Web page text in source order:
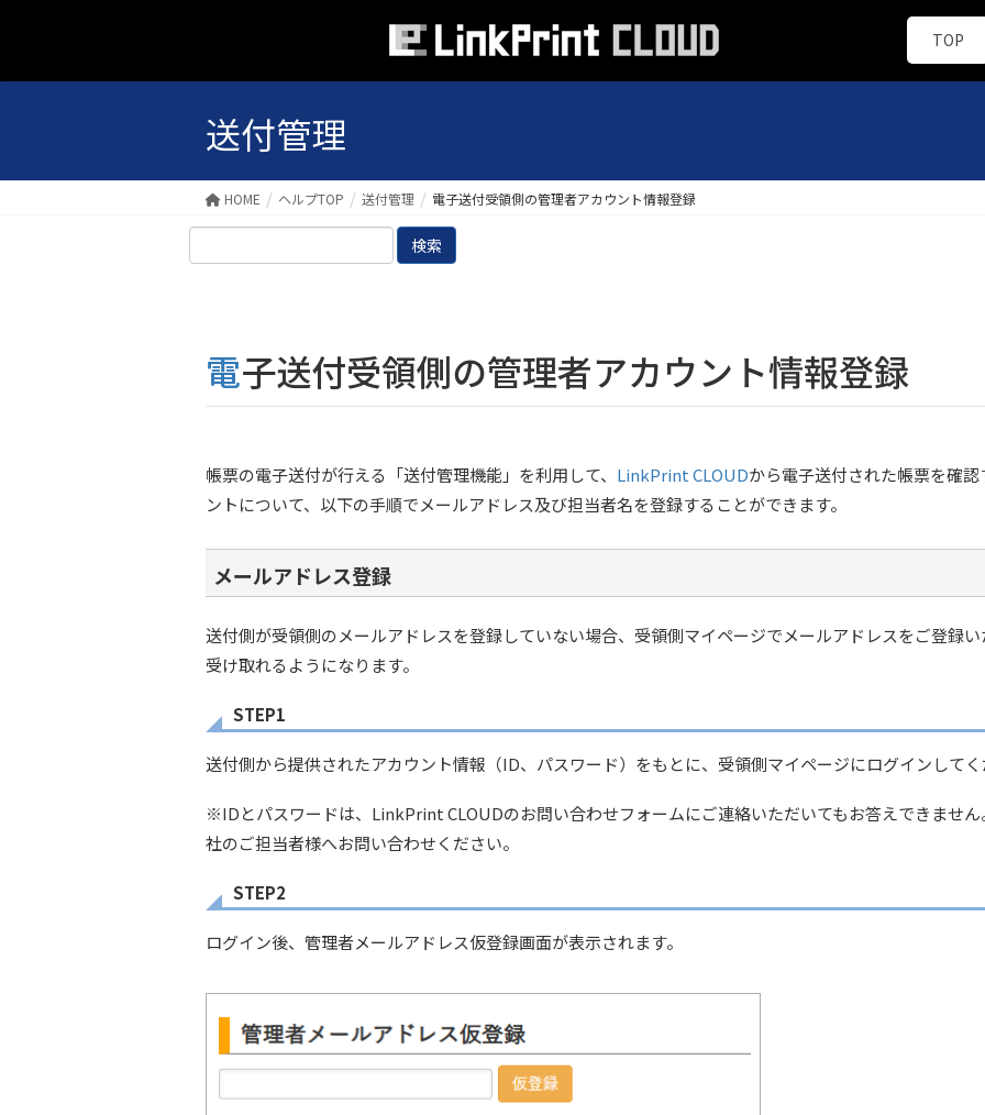
TOP
送付管理
HOME ヘルプTOP 送付管理 電子送付受領側の管理者アカウント情報登録
索:
電子送付受領側の管理者アカウント情報登録
帳票の電子送付が行える「送付管理機能」を利用して、 LinkPrint CLOUDから電子送付された帳票を確
ントについて、以下の手順でメールアドレス及び担当者名を登録することができます。
メールアドレス登録
送付側が受領側のメールアドレスを登録していない場合、受領側マイページでメールアドレスをご登録
受け取れるようになります。
STEP1
送付側から提供されたアカウント情報（ID、パスワード）をもとに、受領側マイページにログインして
※IDとパスワードは、LinkPrint CLOUDのお問い合わせフォームにご連絡いただいてもお答えできませ
社のご担当者様へお問い合わせください。
STEP2
ログイン後、管理者メールアドレス仮登録画面が表示されます。